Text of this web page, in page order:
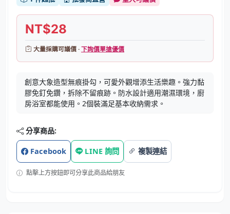
NT$28
大量採購可議價 ·下詢價單搶優價
創意大象造型無痕掛勾，可愛外觀增添生活樂趣。強力黏
膠免釘免鑽，拆除不留痕跡。防水設計適用潮濕環境，廚
房浴室都能使用。2個裝滿足基本收納需求。
分享商品:
Facebook LINE 詢問 複製連結
點擊上方按鈕即可分享此商品給朋友